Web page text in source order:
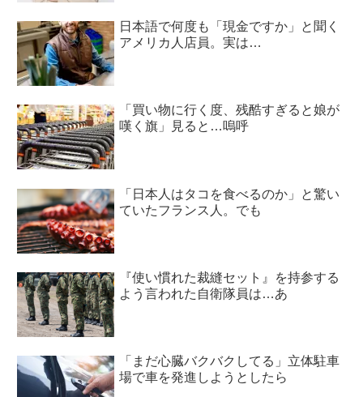
日本語で何度も「現金ですか」と聞く
アメリカ人店員。実は…
「買い物に行く度、残酷すぎると娘が
嘆く旗」見ると…嗚呼
「日本人はタコを食べるのか」と驚い
ていたフランス人。でも
『使い慣れた裁縫セット』を持参する
よう言われた自衛隊員は…あ
「まだ心臓バクバクしてる」立体駐車
場で車を発進しようとしたら